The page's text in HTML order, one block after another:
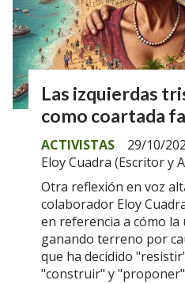
Las izquierdas
como coartada
Eloy Cuadra (Escritor y
ACTIVISTAS 29/10/
Otra reflexión en voz
colaborador Eloy
en referencia a cómo
ganando terreno por
que ha decidido
"construir" y